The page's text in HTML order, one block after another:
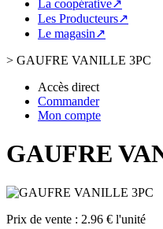
La coopérative↗
Les Producteurs↗
Le magasin↗
> GAUFRE VANILLE 3PC
Accès direct
Commander
Mon compte
GAUFRE
Prix de vente : 2.96 € l'unité